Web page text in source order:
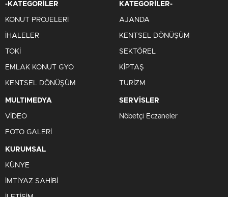
-KATEGORİLER
KONUT PROJELERİ
İHALELER
TOKİ
EMLAK KONUT GYO
KENTSEL DÖNÜŞÜM
KATEGORİLER-
AJANDA
KENTSEL DÖNÜŞÜM
SEKTÖREL
KİPTAŞ
TURİZM
MULTIMEDYA
VİDEO
FOTO GALERİ
SERVİSLER
Nöbetçi Eczaneler
KURUMSAL
KÜNYE
İMTİYAZ SAHİBİ